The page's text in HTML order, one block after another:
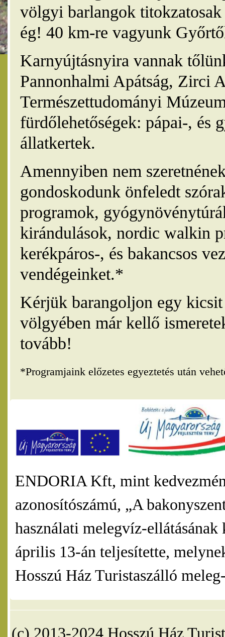
völgyi barlangok
ég! 40 km-re vagyunk
Karnyújtásnyira vannak
Pannonhalmi Apátság, Zirci
Természettudományi
fürdőlehetőségek: pápai-, és
állatkertek.
Amennyiben nem
gondoskodunk önfeledt
programok,
kirándulások, nordic walkin
kerékpáros-, és bakancsos
vendégeinket.*
Kérjük barangoljon egy
völgyében már kellő
tovább!
*Programjaink előzetes egyeztetés után
ENDORIA Kft, mint
azonosítószámú, „A
használati melegvíz-
április 13-án teljesítette,
Hosszú Ház Turistaszálló
(c) 2013-2024 Hosszú Ház